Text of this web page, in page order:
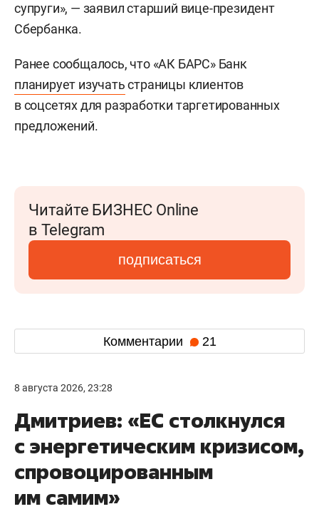
супруги», — заявил старший вице-президент
Сбербанка.
Ранее сообщалось, что «АК БАРС» Банк
планирует изучатьстраницы клиентов
в соцсетях для разработки таргетированных
предложений.
Читайте БИЗНЕС Online
в Telegram
подписаться
Комментарии 21
8 августа 2026, 23:28
Дмитриев: «ЕС столкнулся
с энергетическим кризисом,
спровоцированным
им самим»